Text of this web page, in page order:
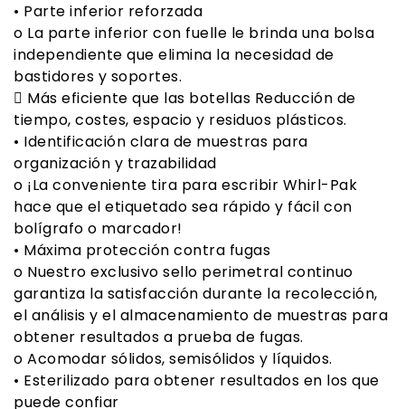
• Parte inferior reforzada
o La parte inferior con fuelle le brinda una bolsa
independiente que elimina la necesidad de
bastidores y soportes.
 Más eficiente que las botellas Reducción de
tiempo, costes, espacio y residuos plásticos.
• Identificación clara de muestras para
organización y trazabilidad
o ¡La conveniente tira para escribir Whirl-Pak
hace que el etiquetado sea rápido y fácil con
bolígrafo o marcador!
• Máxima protección contra fugas
o Nuestro exclusivo sello perimetral continuo
garantiza la satisfacción durante la recolección,
el análisis y el almacenamiento de muestras para
obtener resultados a prueba de fugas.
o Acomodar sólidos, semisólidos y líquidos.
• Esterilizado para obtener resultados en los que
puede confiar